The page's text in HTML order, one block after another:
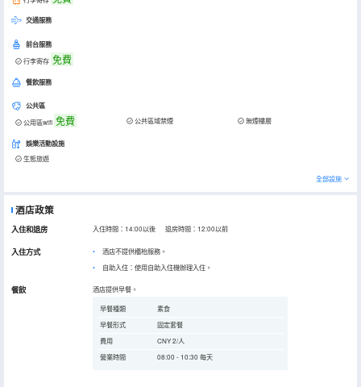
交通服務
前台服務
行李寄存 免費
餐飲服務
公共區
公用區wifi 免費 公共區域禁煙 無煙樓層
娛樂活動設施
生態旅遊
全部設施
酒店政策
入住和退房 入住時間：14:00以後 退房時間：12:00以前
入住方式
酒店不提供櫃枱服務。
自助入住：使用自助入住機辦理入住。
餐飲 酒店提供早餐。
早餐種類
素食
早餐形式
固定套餐
費用
CNY 2/人
營業時間
08:00 - 10:30 每天